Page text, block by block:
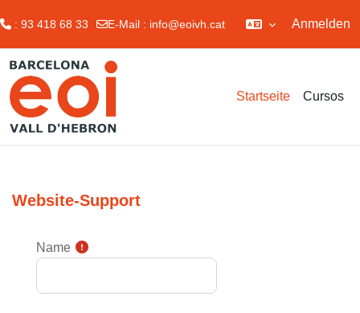
: 93 418 68 33 E-Mail : info@eoivh.cat Anmelden
Startseite Cursos
Website-Support
Name